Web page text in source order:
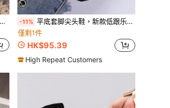
-11% 平底套脚尖头鞋，新款低跟乐福鞋，舒适休闲办公鞋，时尚水钻装饰轻便纯色透气鞋（脚宽者建议选大一码）
僅剩1件
HK$95.39
High Repeat Customers